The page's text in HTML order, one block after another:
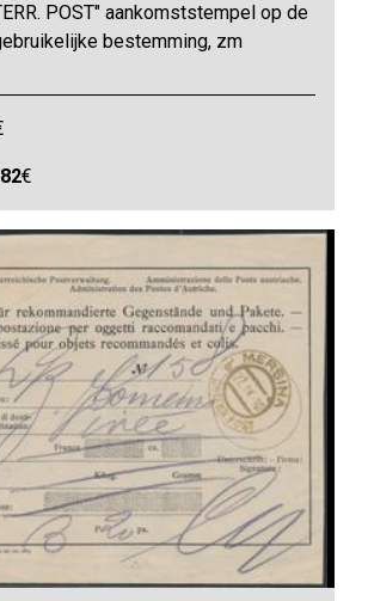
POST" aankomststempel op de
bestemming, zm
82€